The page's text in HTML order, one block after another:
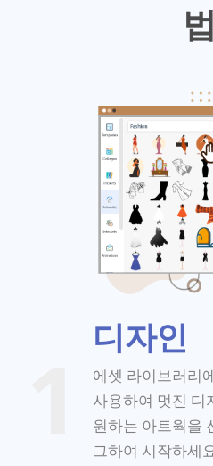
법
디자인
에셋 라이브러리
사용하여 멋진 디
원하는 아트웍을
그하여 시작하세